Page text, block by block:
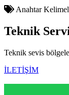
Anahtar
Teknik
Teknik sevis
İLETİŞİM